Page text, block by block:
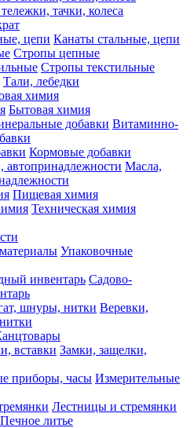
тачки, колеса
Канаты стальные, цепи
Стропы цепные
Стропы текстильные
Тали, лебедки
химия
Бытовая химия
Витаминно-
Кормовые добавки
Масла,
Пищевая химия
Техническая химия
Упаковочные
Садово-
Веревки,
Замки, защелки,
Измерительные
Лестницы и стремянки
Печное литье